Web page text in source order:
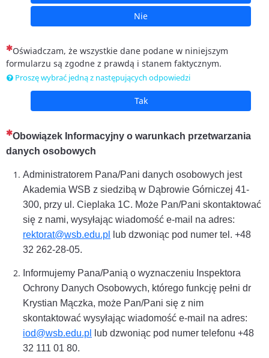
Nie
(To pytanie jest wymagane)
Oświadczam, że wszystkie dane podane w niniejszym
formularzu są zgodne z prawdą i stanem faktycznym.
Proszę wybrać jedną z następujących odpowiedzi
Tak
(To pytanie jest wymagane)
Obowiązek Informacyjny o warunkach przetwarzania
danych osobowych
Administratorem Pana/Pani danych osobowych jest
Akademia WSB z siedzibą w Dąbrowie Górniczej 41-
300, przy ul. Cieplaka 1C. Może Pan/Pani skontaktować
się z nami, wysyłając wiadomość e-mail na adres:
rektorat@wsb.edu.pl
lub dzwoniąc pod numer tel. +48
32 262-28-05.
Informujemy Pana/Panią o wyznaczeniu Inspektora
Ochrony Danych Osobowych, którego funkcję pełni dr
Krystian Mączka, może Pan/Pani się z nim
skontaktować wysyłając wiadomość e-mail na adres:
iod@wsb.edu.pl
lub dzwoniąc pod numer telefonu +48
32 111 01 80.